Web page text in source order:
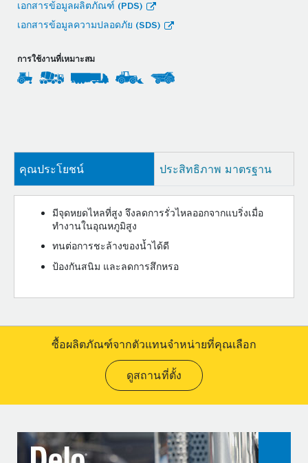
เอกสารข้อมูลผลิตภัณฑ์ (PDS)
เอกสารข้อมูลความปลอดภัย (SDS)
การใช้งานที่เหมาะสม
คุณประโยชน์ ประสิทธิภาพ มาตรฐาน
มีจุดหยดไหลที่สูง จึงลดการรั่วไหลออกจากแบริ่งเมื่อ
ทำงานในอุณหภูมิสูง
ทนต่อการชะล้างของน้ำได้ดี
ป้องกันสนิม และลดการสึกหรอ
ซื้อผลิตภัณฑ์จากตัวแทนจำหน่ายที่คุณเลือก
ดูสถานที่ตั้ง